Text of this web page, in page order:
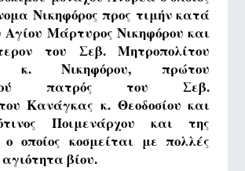
Νικηφόρος προς τιμήν κατά
Αγίου Μάρτυρος Νικηφόρου και
του Σεβ. Μητροπολίτου
κ. Νικηφόρου, πρώτου
πατρός του Σεβ.
Κανάγκας κ. Θεοδοσίου και
Ποιμενάρχου και της
οποίος κοσμείται με πολλές
βίου.